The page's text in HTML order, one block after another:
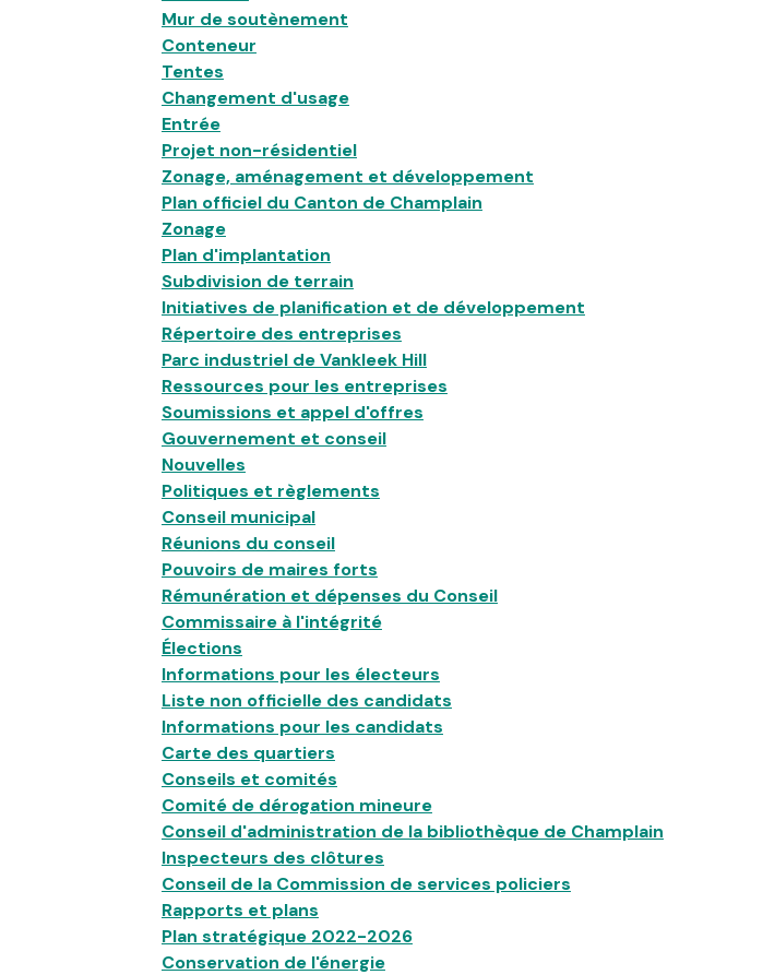
Mur de soutènement
Conteneur
Tentes
Changement d'usage
Entrée
Projet non-résidentiel
Zonage, aménagement et développement
Plan officiel du Canton de Champlain
Zonage
Plan d'implantation
Subdivision de terrain
Initiatives de planification et de développement
Répertoire des entreprises
Parc industriel de Vankleek Hill
Ressources pour les entreprises
Soumissions et appel d'offres
Gouvernement et conseil
Nouvelles
Politiques et règlements
Conseil municipal
Réunions du conseil
Pouvoirs de maires forts
Rémunération et dépenses du Conseil
Commissaire à l'intégrité
Élections
Informations pour les électeurs
Liste non officielle des candidats
Informations pour les candidats
Carte des quartiers
Conseils et comités
Comité de dérogation mineure
Conseil d'administration de la bibliothèque de Champlain
Inspecteurs des clôtures
Conseil de la Commission de services policiers
Rapports et plans
Plan stratégique 2022-2026
Conservation de l'énergie